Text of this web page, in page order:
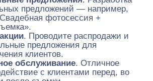
предложений — например,
фотосессия +
. Проводите распродажи и
предложения для
клиентов.
обслуживание. Отличное
с клиентами перед, во